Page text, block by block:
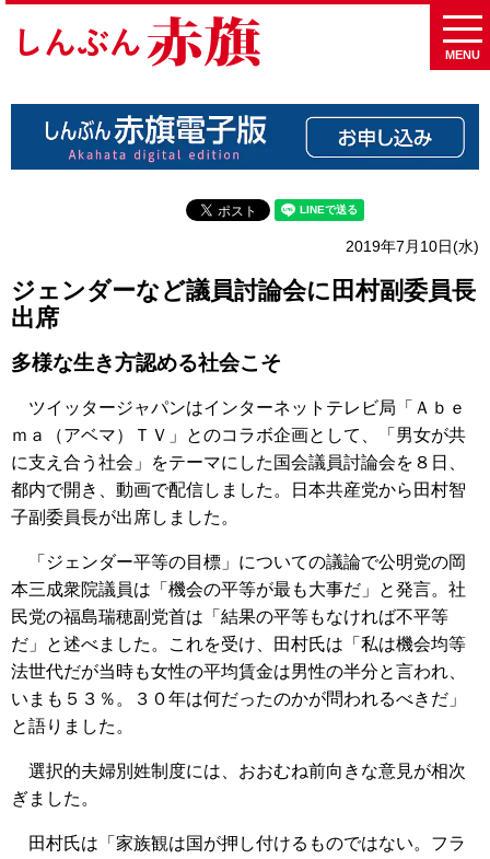
MENU
2019年7月10日(水)
ジェンダーなど議員討論会に田村副委員長
出席
多様な生き方認める社会こそ
ツイッタージャパンはインターネットテレビ局「Ａｂｅ
ｍａ（アベマ）ＴＶ」とのコラボ企画として、「男女が共
に支え合う社会」をテーマにした国会議員討論会を８日、
都内で開き、動画で配信しました。日本共産党から田村智
子副委員長が出席しました。
「ジェンダー平等の目標」についての議論で公明党の岡
本三成衆院議員は「機会の平等が最も大事だ」と発言。社
民党の福島瑞穂副党首は「結果の平等もなければ不平等
だ」と述べました。これを受け、田村氏は「私は機会均等
法世代だが当時も女性の平均賃金は男性の半分と言われ、
いまも５３％。３０年は何だったのかが問われるべきだ」
と語りました。
選択的夫婦別姓制度には、おおむね前向きな意見が相次
ぎました。
田村氏は「家族観は国が押し付けるものではない。フラ